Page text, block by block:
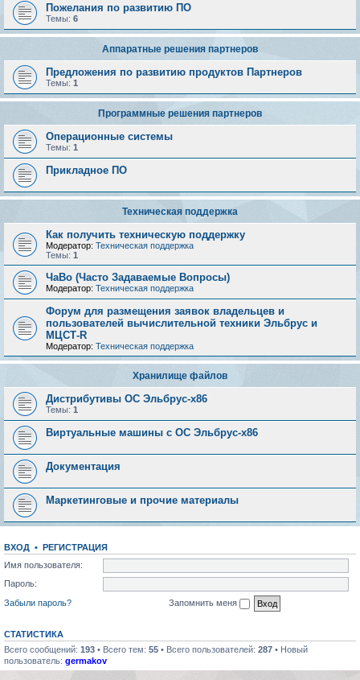
Пожелания по развитию ПО
Темы: 6
Аппаратные решения партнеров
Предложения по развитию продуктов Партнеров
Темы: 1
Программные решения партнеров
Операционные системы
Темы: 1
Прикладное ПО
Техническая поддержка
Как получить техническую поддержку
Модератор: Техническая поддержка
Темы: 1
ЧаВо (Часто Задаваемые Вопросы)
Модератор: Техническая поддержка
Форум для размещения заявок владельцев и
пользователей вычислительной техники Эльбрус и
МЦСТ-R
Модератор: Техническая поддержка
Хранилище файлов
Дистрибутивы ОС Эльбрус-x86
Темы: 1
Виртуальные машины с ОС Эльбрус-x86
Документация
Маркетинговые и прочие материалы
ВХОД • РЕГИСТРАЦИЯ
Имя пользователя:
Пароль:
Забыли пароль?
Запомнить меня
СТАТИСТИКА
Всего сообщений: 193 • Всего тем: 55 • Всего пользователей: 287 • Новый
пользователь: germakov